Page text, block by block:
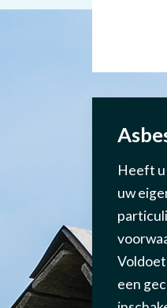
Heeft u
uw
Voldoet
een